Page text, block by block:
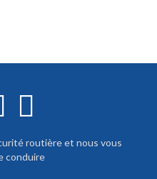
routière et nous vous
conduire